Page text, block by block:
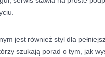
jest również styl dla
szukają porad o tym, jak